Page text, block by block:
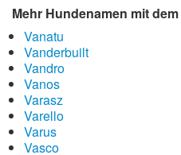
Mehr Hundenamen mit
Vanatu
Vanderbuilt
Vandro
Vanos
Varasz
Varello
Varus
Vasco